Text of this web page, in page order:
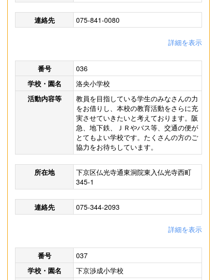
連絡先 075-841-0080
詳細を表示
番号
036
学校・園名
洛央小学校
活動内容等
教員を目指している学生のみなさんの力
をお借りし、本校の教育活動をさらに充
実させていきたいと考えております。阪
急、地下鉄、ＪＲやバス等、交通の便が
とてもよい学校です。たくさんの方のご
協力をお待ちしています。
所在地
下京区仏光寺通東洞院東入仏光寺西町
345-1
連絡先 075-344-2093
詳細を表示
番号
037
学校・園名
下京渉成小学校